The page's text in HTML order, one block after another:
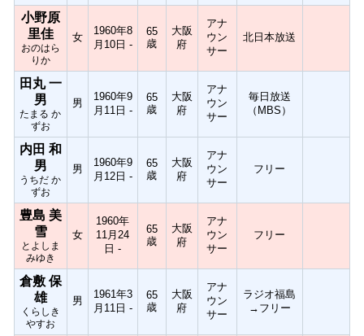
小野原
里佳
おのはら
りか
女
1960年8
月10日 -
65
歳
大阪
府
アナ
ウン
サー
北日本放送
田丸 一
男
たまる か
ずお
男
1960年9
月11日 -
65
歳
大阪
府
アナ
ウン
サー
毎日放送
（MBS）
内田 和
男
うちだ か
ずお
男
1960年9
月12日 -
65
歳
大阪
府
アナ
ウン
サー
フリー
豊島 美
雪
とよしま
みゆき
女
1960年
11月24
日 -
65
歳
大阪
府
アナ
ウン
サー
フリー
倉敷 保
雄
くらしき
やすお
男
1961年3
月11日 -
65
歳
大阪
府
アナ
ウン
サー
ラジオ福島
→フリー